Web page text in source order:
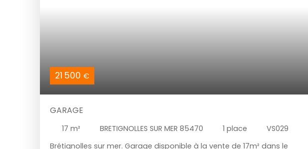
21 500 €
GARAGE
17 m² BRETIGNOLLES SUR MER 85470 1 place
VS029
Brétignolles sur mer. Garage disponible à la vente de 17m² dans le